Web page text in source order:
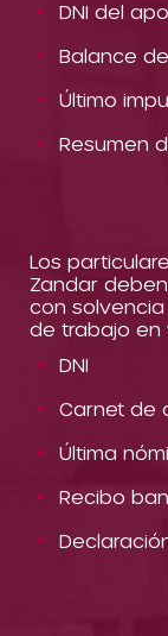
DNI del
Balance
Último
Resumen
Los
Zandar
con
de trabajo en
DNI
Carnet de
Última
Recibo